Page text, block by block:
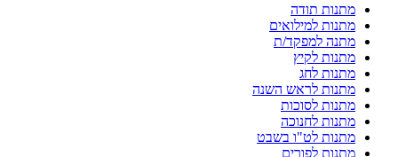
מתנות תודה
מתנות למילואים
מתנה למפקד/ת
מתנות לקיץ
מתנות לחג
מתנות לראש השנה
מתנות לסוכות
מתנות לחנוכה
מתנות לט"ו בשבט
מתנות לפורים